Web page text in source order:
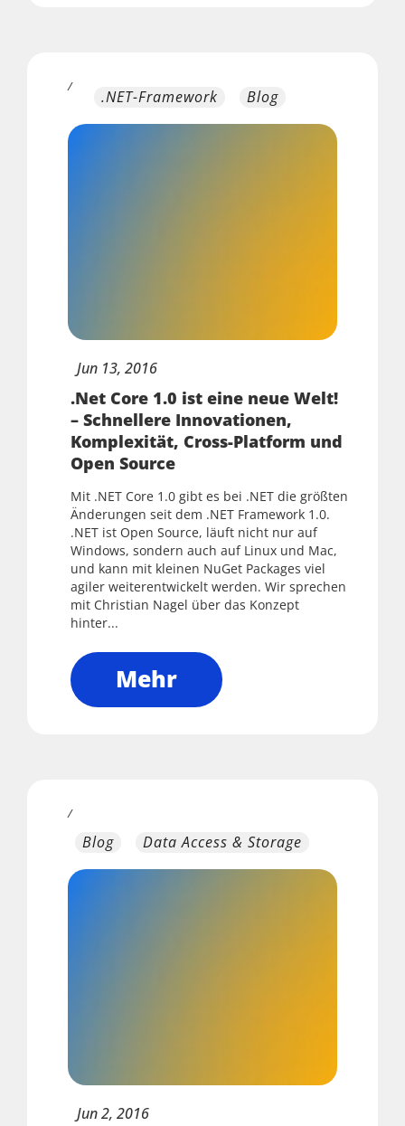
/
.NET-Framework Blog
Jun 13, 2016
.Net Core 1.0 ist eine neue Welt!
– Schnellere Innovationen,
Komplexität, Cross-Platform und
Open Source
Mit .NET Core 1.0 gibt es bei .NET die größten
Änderungen seit dem .NET Framework 1.0.
.NET ist Open Source, läuft nicht nur auf
Windows, sondern auch auf Linux und Mac,
und kann mit kleinen NuGet Packages viel
agiler weiterentwickelt werden. Wir sprechen
mit Christian Nagel über das Konzept
hinter...
Mehr
/
Blog Data Access & Storage
Jun2, 2016